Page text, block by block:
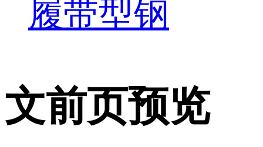
履带型钢
文前页预览